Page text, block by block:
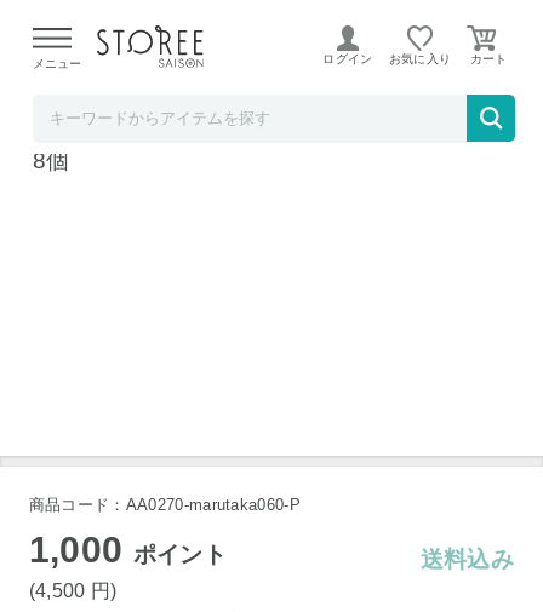
よる配送遅延が発生しております。
メニュー ログイン お気に入り
銀座京橋 レ ロジェ エギュスキロール アイス
8個
商品コード：AA0270-marutaka060-P
1,000 ポイント
(4,500 円)
送料込み